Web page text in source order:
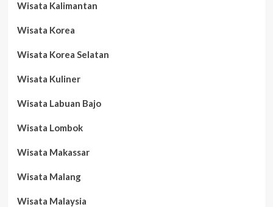
Wisata Kalimantan
Wisata Korea
Wisata Korea Selatan
Wisata Kuliner
Wisata Labuan Bajo
Wisata Lombok
Wisata Makassar
Wisata Malang
Wisata Malaysia